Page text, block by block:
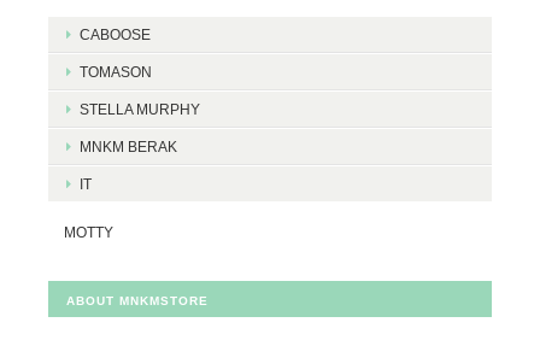
CABOOSE
TOMASON
STELLA MURPHY
MNKM BERAK
IT
MOTTY
ABOUT MNKMSTORE